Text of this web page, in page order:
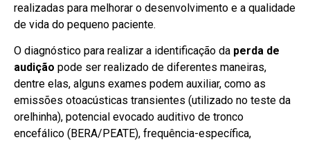
realizadas para melhorar o desenvolvimento e a qualidade
de vida do pequeno paciente.
O diagnóstico para realizar a identificação da perda de
audição pode ser realizado de diferentes maneiras,
dentre elas, alguns exames podem auxiliar, como as
emissões otoacústicas transientes (utilizado no teste da
orelhinha), potencial evocado auditivo de tronco
encefálico (BERA/PEATE), frequência-específica,